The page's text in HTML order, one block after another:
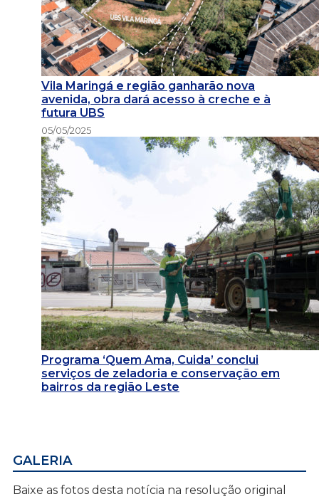
Vila Maringá e região ganharão nova
avenida, obra dará acesso à creche e à
futura UBS
05/05/2025
Programa ‘Quem Ama, Cuida’ conclui
serviços de zeladoria e conservação em
bairros da região Leste
GALERIA
Baixe as fotos desta notícia na resolução original